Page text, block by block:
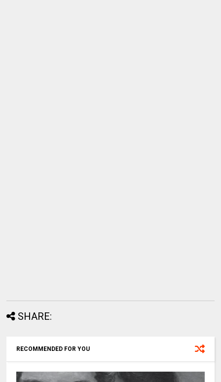
SHARE:
RECOMMENDED FOR YOU